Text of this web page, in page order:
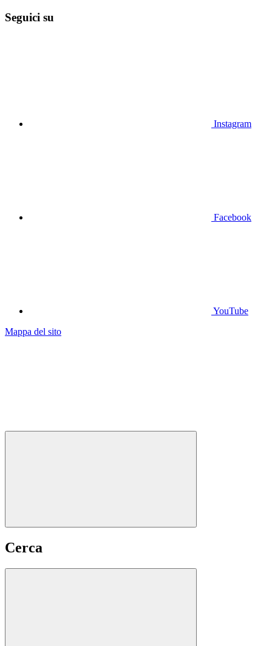
Seguici su
Instagram
Facebook
YouTube
Mappa del sito
Cerca